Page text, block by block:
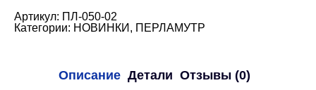
перламутра
"Бутон"
10
шт
Артикул: ПЛ-050-02
Категории: НОВИНКИ , ПЕРЛАМУТР
Описание Детали Отзывы (0)